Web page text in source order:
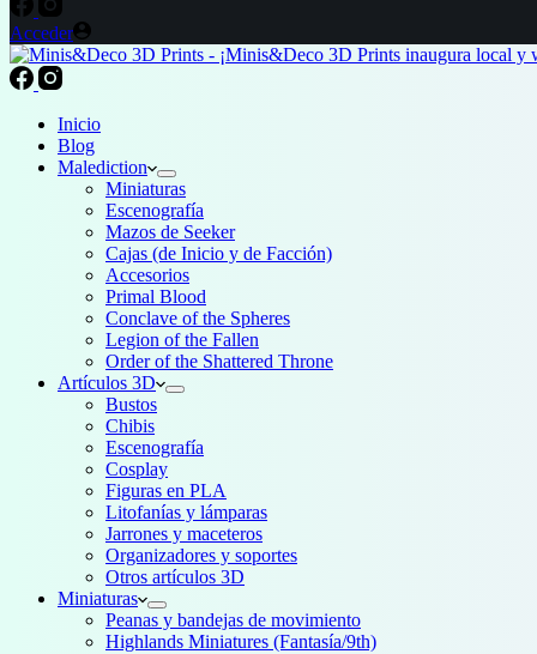
Acceder
Inicio
Blog
Malediction
Miniaturas
Escenografía
Mazos de Seeker
Cajas (de Inicio y de Facción)
Accesorios
Primal Blood
Conclave of the Spheres
Legion of the Fallen
Order of the Shattered Throne
Artículos 3D
Bustos
Chibis
Escenografía
Cosplay
Figuras en PLA
Litofanías y lámparas
Jarrones y maceteros
Organizadores y soportes
Otros artículos 3D
Miniaturas
Peanas y bandejas de movimiento
Highlands Miniatures (Fantasía/9th)